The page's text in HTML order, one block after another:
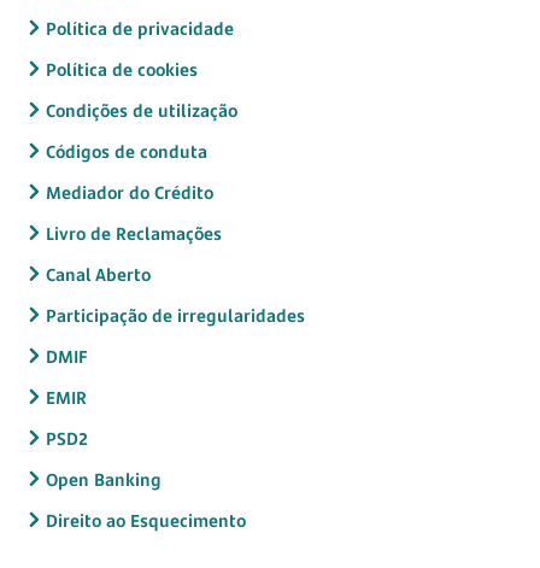
Política de privacidade
Política de cookies
Condições de utilização
Códigos de conduta
Mediador do Crédito
Livro de Reclamações
Canal Aberto
Participação de irregularidades
DMIF
EMIR
PSD2
Open Banking
Direito ao Esquecimento